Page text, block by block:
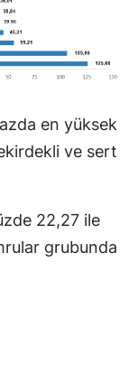
en yüksek
ve sert
22,27 ile
grubunda